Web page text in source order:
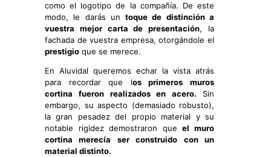
como el logotipo de la compañía. De este
modo, le darás untoque de distinción a
vuestra mejor carta de presentación, la
fachada de vuestra empresa, otorgándole el
prestigio que se merece.
En Aluvidal queremos echar la vista atrás
para recordar que los primeros muros
cortina fueron realizados en acero. Sin
embargo, su aspecto (demasiado robusto),
la gran pesadez del propio material y su
notable rigidez demostraron queel muro
cortina merecía ser construido con un
material distinto.